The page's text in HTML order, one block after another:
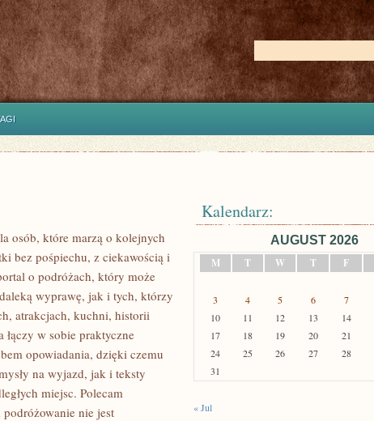
osób, które marzą o kolejnych
bez pośpiechu, z ciekawością i
o podróżach, który może
wyprawę, jak i tych, którzy
atrakcjach, kuchni, historii
w sobie praktyczne
opowiadania, dzięki czemu
na wyjazd, jak i teksty
miejsc. Polecam
nie jest
Kalendarz:
AUGUST 2026
M
T W T F
3
4 5 6 7
10
11 12 13 14
17
18 19 20 21
24
25 26 27 28
31
« Jul